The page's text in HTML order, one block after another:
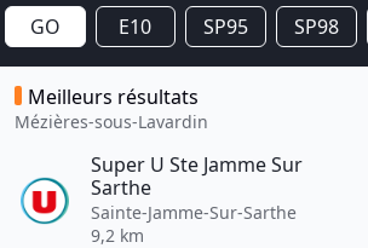
GO E10 SP95 SP98
Meilleurs résultats
Mézières-sous-Lavardin
Super U Ste Jamme Sur
Sarthe
Sainte-Jamme-Sur-Sarthe
9,2 km